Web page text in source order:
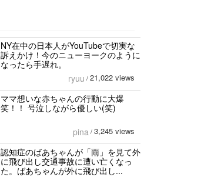
NY在中の日本人がYouTubeで切実な
訴えかけ！今のニューヨークのように
なったら手遅れ。
ryuu / 21,022 views
ママ想いな赤ちゃんの行動に大爆
笑！！ 号泣しながら優しい(笑)
pina / 3,245 views
認知症のばあちゃんが「雨」を見て外
に飛び出し交通事故に遭い亡くなっ
た。ばあちゃんが外に飛び出し...